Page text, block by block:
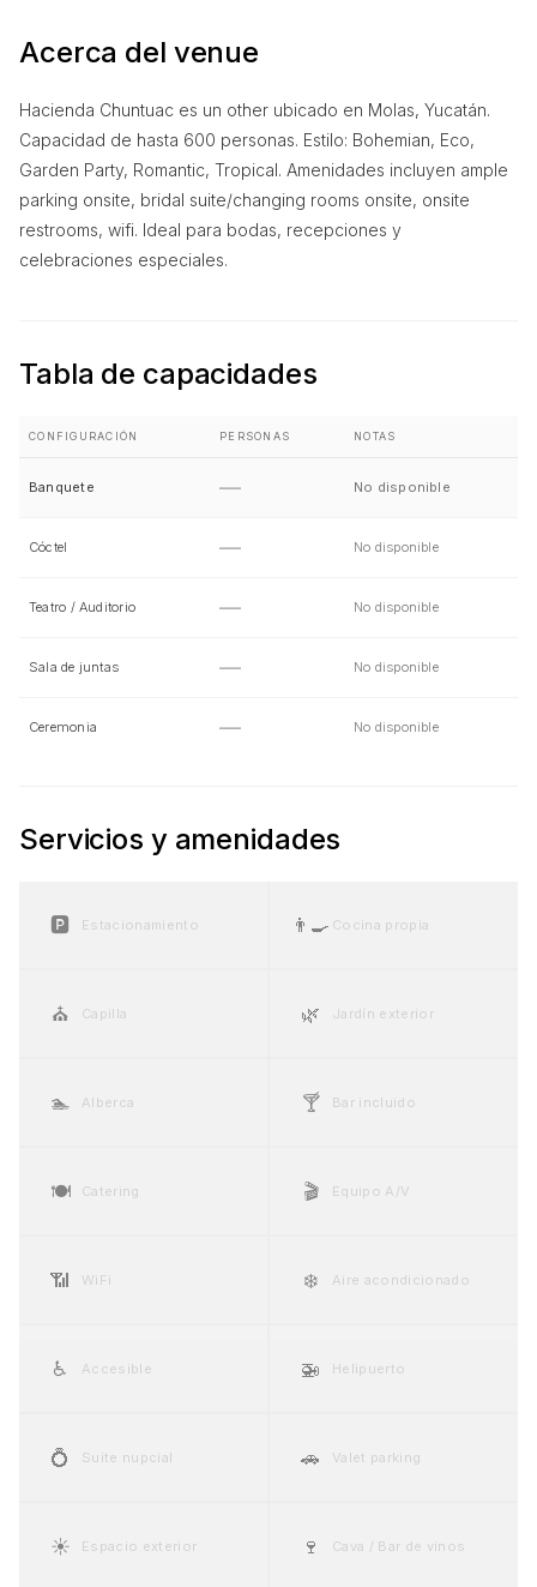
Acerca del venue
Hacienda Chuntuac es un other ubicado en Molas, Yucatán.
Capacidad de hasta 600 personas. Estilo: Bohemian, Eco,
Garden Party, Romantic, Tropical. Amenidades incluyen ample
parking onsite, bridal suite/changing rooms onsite, onsite
restrooms, wifi. Ideal para bodas, recepciones y
celebraciones especiales.
Tabla de capacidades
CONFIGURACIÓN PERSONAS NOTAS
Banquete — No disponible
Cóctel — No disponible
Teatro / Auditorio — No disponible
Sala de juntas — No disponible
Ceremonia — No disponible
Servicios y amenidades
🅿️ Estacionamiento 👨‍🍳 Cocina propia
⛪ Capilla 🌿 Jardín exterior
🏊 Alberca 🍸 Bar incluido
🍽️ Catering 🎬 Equipo A/V
📶 WiFi ❄️ Aire acondicionado
♿ Accesible 🚁 Helipuerto
💍 Suite nupcial 🚗 Valet parking
☀️ Espacio exterior 🍷 Cava / Bar de vinos